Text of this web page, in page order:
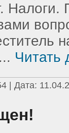
... Читать
| Дата: